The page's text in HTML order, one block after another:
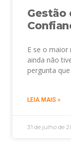
Gestão
E se o maior
ainda não
pergunta
LEIA MAIS »
31 de julho de